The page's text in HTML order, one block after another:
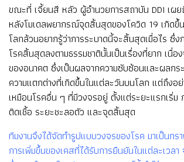
ขณะที่ เจี้ยนสี หลัว ผู้อำนวยการสถาบัน DDI เผย
หลังโมเดลพยากรณ์จุดสิ้นสุดของโควิด 19 เกิดขึ้
โลกล้วนอยากรู้ว่าการระบาดนี้จะสิ้นสุดเมื่อไร ซึ่ง
โรคสิ้นสุดลงตามธรรมชาตินั้นเป็นเรื่องที่ยาก เนื่อ
ของอนาคต ซึ่งเป็นผลจากความซับซ้อนและผลกร
ความแตกต่างที่เกิดขึ้นในแต่ละวันบนโลก แต่ถึงอ
เหมือนโรคอื่น ๆ ที่มีวงจรอยู่ ตั้งแต่ระยะแรกเริ่ม
ติดเชื้อ ระยะชะลอตัว และจุดสิ้นสุด
ทีมงานจึงได้จัดทำรูปแบบวงจรของโรค มาเป็นกร
การเพิ่มขึ้นของเคสที่ได้รับการยืนยันในแต่ละเวล